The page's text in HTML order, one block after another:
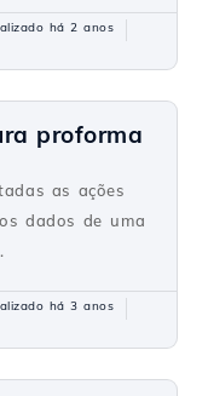
há 2 anos
proforma
as ações
dados de uma
há 3 anos